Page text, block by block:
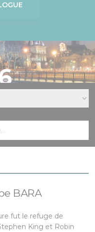
BARA
fut le refuge de
King et Robin